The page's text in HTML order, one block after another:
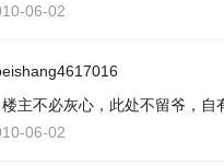
06-02
主不必灰心，此处不留爷，自
06-02